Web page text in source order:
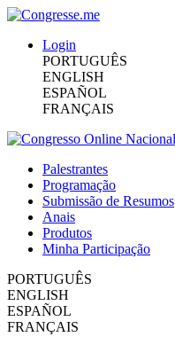
Login
PORTUGUÊS
ENGLISH
ESPAÑOL
FRANÇAIS
Palestrantes
Programação
Submissão de Resumos
Anais
Produtos
Minha Participação
PORTUGUÊS
ENGLISH
ESPAÑOL
FRANÇAIS